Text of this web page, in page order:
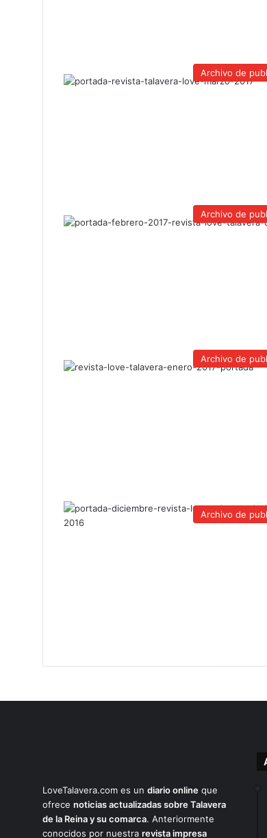
Archivo de
Archivo de
Archivo de
Archivo de
LoveTalavera.com es un diario online que
ofrece noticias actualizadas sobre Talavera
de la Reina y su comarca. Anteriormente
conocidos por nuestra revista impresa